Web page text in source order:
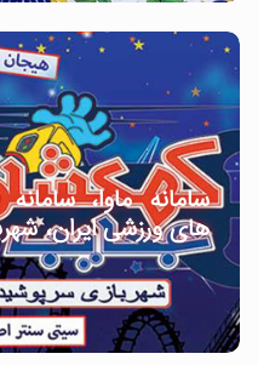
سامانه ماوا،
های ورزشی ایران،